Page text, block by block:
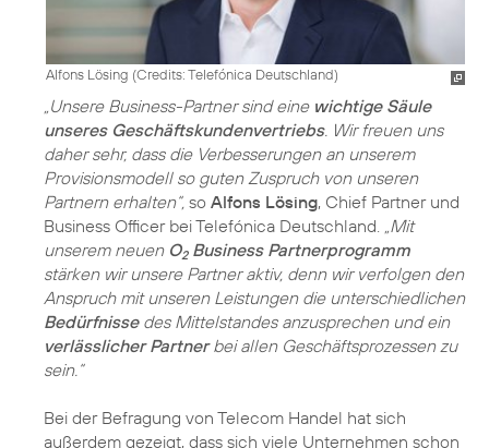
Alfons Lösing (Credits: Telefónica Deutschland)
„Unsere Business-Partner sind eine wichtige Säule
unseres Geschäftskundenvertriebs. Wir freuen uns
daher sehr, dass die Verbesserungen an unserem
Provisionsmodell so guten Zuspruch von unseren
Partnern erhalten“, so Alfons Lösing, Chief Partner und
Business Officer bei Telefónica Deutschland.
„Mit
unserem neuen O2Business Partnerprogramm
stärken wir unsere Partner aktiv, denn wir verfolgen den
Anspruch mit unseren Leistungen die unterschiedlichen
Bedürfnissedes Mittelstandes anzusprechen und ein
verlässlicher Partnerbei allen Geschäftsprozessen zu
sein.“
Bei der Befragung von Telecom Handel hat sich
außerdem gezeigt, dass sich viele Unternehmen schon